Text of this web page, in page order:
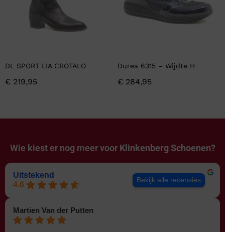
DL SPORT LIA CROTALO
€ 219,95
Durea 6315 – Wijdte H
€ 284,95
Wie kiest er nog meer voor Klinkenberg Schoenen?
Uitstekend
4.6
Bekijk alle recensies
Martien Van der Putten